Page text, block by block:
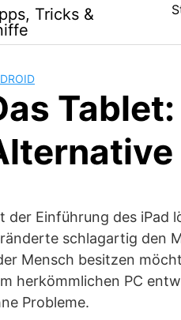
Tricks &
der Einführung des iPad
schlagartig den
Mensch besitzen
herkömmlichen PC
Probleme.